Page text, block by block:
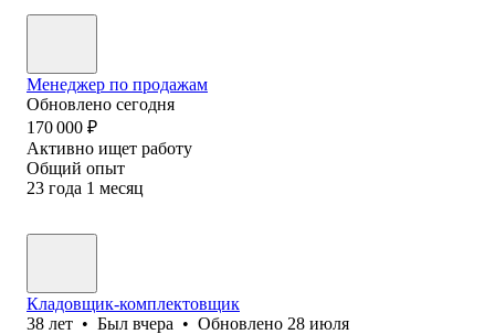
Менеджер по продажам
Обновлено сегодня
170 000 ₽
Активно ищет работу
Общий опыт
23 года 1 месяц
Кладовщик-комплектовщик
38 лет • Был вчера • Обновлено 28 июля